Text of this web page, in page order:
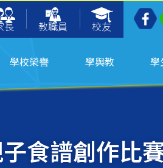
長 教職員 校友
學校榮譽 學與教 學
食譜創作比